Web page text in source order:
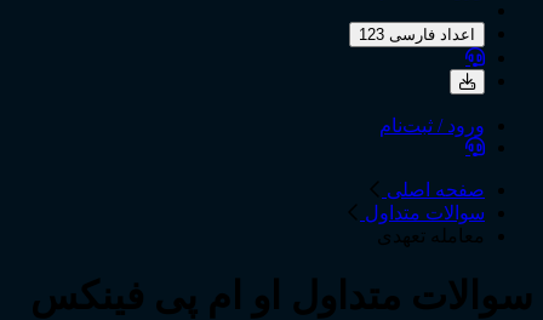
اعداد فارسی 123
ورود / ثبت‌نام
صفحه اصلی
سوالات متداول
معامله تعهدی
سوالات متداول او ام پی فینکس